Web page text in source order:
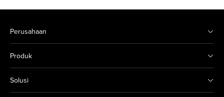
Perusahaan
Produk
Solusi